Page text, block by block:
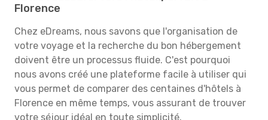
Florence
Chez eDreams, nous savons que l'organisation de
votre voyage et la recherche du bon hébergement
doivent être un processus fluide. C'est pourquoi
nous avons créé une plateforme facile à utiliser qui
vous permet de comparer des centaines d'hôtels à
Florence en même temps, vous assurant de trouver
votre séjour idéal en toute simplicité.